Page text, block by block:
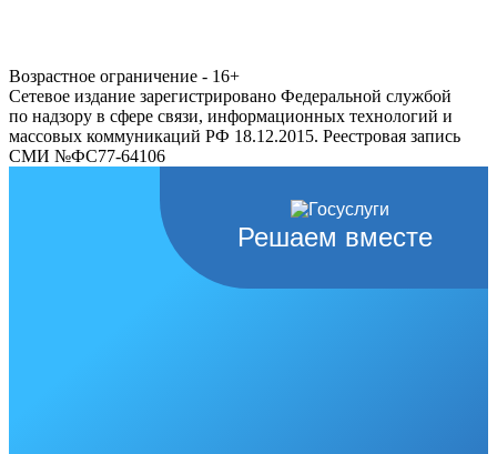
Возрастное ограничение - 16+
Сетевое издание зарегистрировано Федеральной службой
по надзору в сфере связи, информационных технологий и
массовых коммуникаций РФ 18.12.2015. Реестровая запись
СМИ №ФС77-64106
Решаем вместе